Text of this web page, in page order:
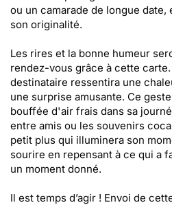
ou un camarade de longue
son originalité.
Les rires et la bonne humeur
rendez-vous grâce à cette
destinataire ressentira une
une surprise amusante. Ce
bouffée d'air frais dans sa
entre amis ou les souvenirs
petit plus qui illuminera son
sourire en repensant à ce qui a
un moment donné.
Il est temps d’agir ! Envoi de